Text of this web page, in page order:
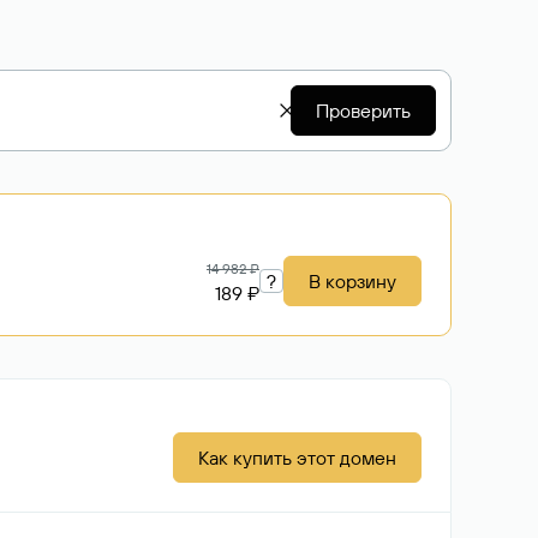
Проверить
14 982 ₽
189 ₽ ? В корзину
Как купить этот домен